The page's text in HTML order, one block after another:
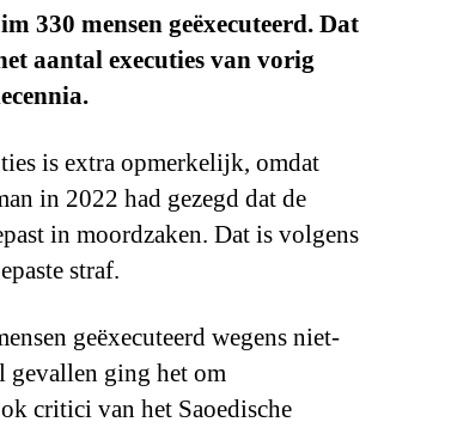
330 mensen geëxecuteerd. Dat
aantal executies van vorig
is extra opmerkelijk, omdat
in 2022 had gezegd dat de
in moordzaken. Dat is volgens
straf.
geëxecuteerd wegens niet-
gevallen ging het om
critici van het Saoedische